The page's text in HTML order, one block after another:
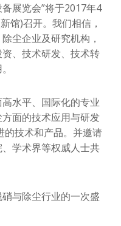
展览会”将于2017年4
馆)召开。我们相信，
尘企业及研究机构，
、技术研发、技术转
水平、国际化的专业
面的技术应用与研发
的技术和产品。并邀请
学术界等权威人士共
与除尘行业的一次盛